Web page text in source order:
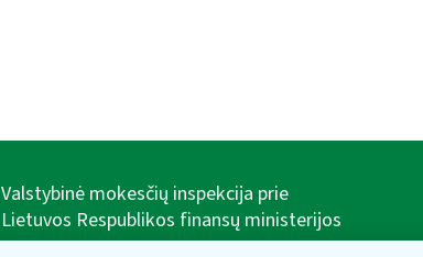
Valstybinė mokesčių inspekcija prie
Lietuvos Respublikos finansų ministerijos